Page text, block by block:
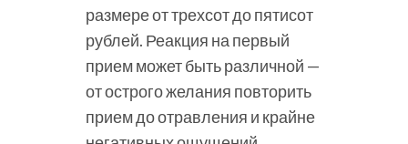
размере от трехсот до пятисот
рублей. Реакция на первый
прием может быть различной —
от острого желания повторить
прием до отравления и крайне